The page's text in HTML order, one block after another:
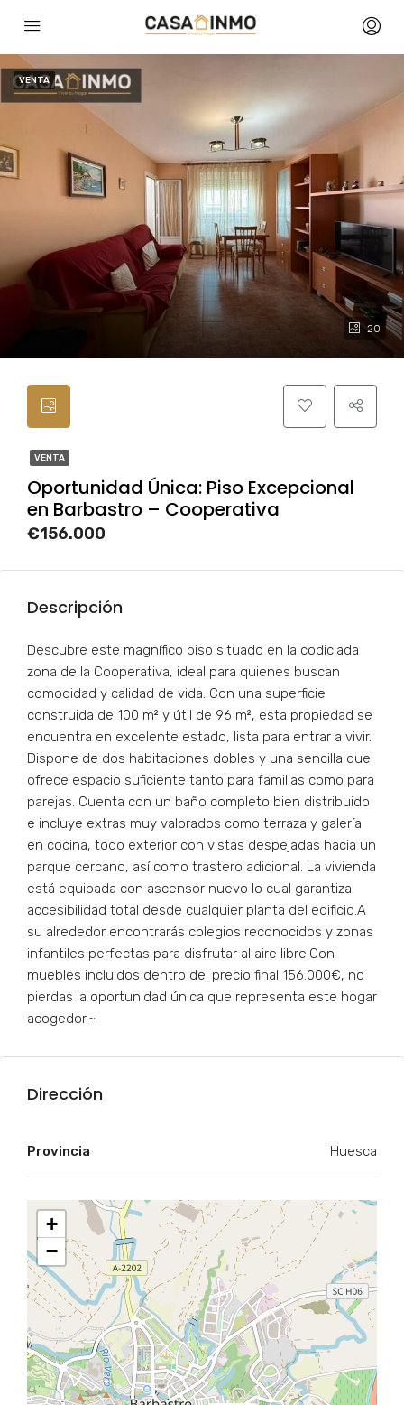
20
VENTA
VENTA
Oportunidad Única: Piso Excepcional
en Barbastro – Cooperativa
€156.000
Descripción
Descubre este magnífico piso situado en la codiciada
zona de la Cooperativa, ideal para quienes buscan
comodidad y calidad de vida. Con una superficie
construida de 100 m² y útil de 96 m², esta propiedad se
encuentra en excelente estado, lista para entrar a vivir.
Dispone de dos habitaciones dobles y una sencilla que
ofrece espacio suficiente tanto para familias como para
parejas. Cuenta con un baño completo bien distribuido
e incluye extras muy valorados como terraza y galería
en cocina, todo exterior con vistas despejadas hacia un
parque cercano, así como trastero adicional. La vivienda
está equipada con ascensor nuevo lo cual garantiza
accesibilidad total desde cualquier planta del edificio.A
su alrededor encontrarás colegios reconocidos y zonas
infantiles perfectas para disfrutar al aire libre.Con
muebles incluidos dentro del precio final 156.000€, no
pierdas la oportunidad única que representa este hogar
acogedor.~
Dirección
Provincia Huesca
+
−